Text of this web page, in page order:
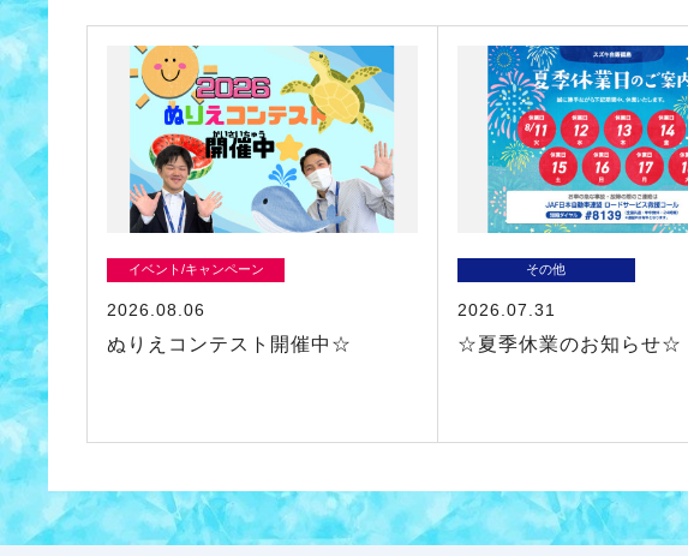
イベント/キャンペーン
2026.08.06
ぬりえコンテスト開催中☆
その他
2026.07.31
☆夏季休業のお知らせ☆